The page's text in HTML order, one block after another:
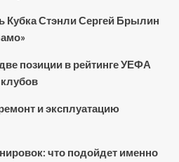
Кубка Стэнли Сергей Брылин
позиции в рейтинге УЕФА
и эксплуатацию
что подойдет именно